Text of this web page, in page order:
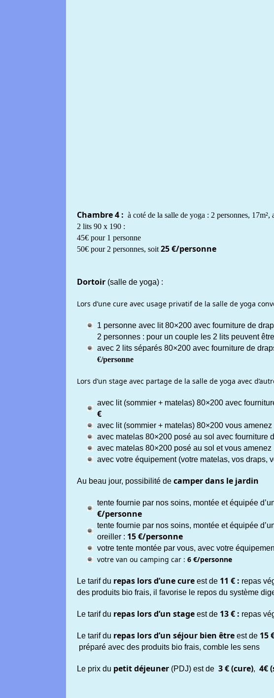
Chambre 4 : à coté de la salle de yoga : 2 personnes,
2 lits 90 x 190 :
45€ pour 1 personne
50€ pour 2 personnes, soit 25 €/personne
Dortoir(salle de yoga) :
Lors d’une cure avec usage privatif de la salle de yoga
1 personne avec lit 80×200 avec fourniture de
2 personnes : pour un couple les 2 lits peuvent
avec 2 lits séparés 80×200 avec fourniture de
€/personne
Lors d’un stage avec partage de la salle de yoga avec
avec lit (sommier + matelas) 80×200 avec
€
avec lit (sommier + matelas) 80×200 vous
avec matelas 80×200 posé au sol avec fourniture
avec matelas 80×200 posé au sol et vous
avec votre équipement (votre matelas, vos draps,
Au beau jour, possibilité de camper dans le jardin
tente fournie par nos soins, montée et équipée
€/personne
tente fournie par nos soins, montée et équipée
oreiller : 15 €/personne
votre tente montée par vous, avec votre
votre van ou camping car : 6 €/personne
Le tarif du repas lors d’une cureest de 11 € : repas
des produits bio frais, il favorise le repos du système
Le tarif du repas lors d’un stageest de 13 € : repas
Le tarif du repas lors d’un séjour bien êtreest de 15
préparé avec des produits bio frais, comble les sens
Le prix du petit déjeuner(PDJ) est de 3 € (cure), 4€